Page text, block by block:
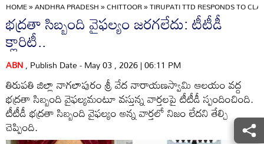
HOME»ANDHRA PRADESH»CHITTOOR»TIRUPATI TTD RESPONDS TO
భద్రతా సిబ్బంది వైఫల్యం జరగలేదు: టీటీడీ
క్లారిటీ..
ABN, Publish Date - May 03 , 2026 | 06:11 PM
తిరుపతి జిల్లా నాగలాపురం శ్రీ వేద నారాయణస్వామి ఆలయం వద్ద
భద్రతా సిబ్బంది వైఫల్యమంటూ వస్తున్న వార్తలపై టీటీడీ స్పందించింది.
టీటీడీ భద్రతా సిబ్బంది వైఫల్యం అన్న వార్తలో నిజం లేదని తేల్చి
చెప్పింది.